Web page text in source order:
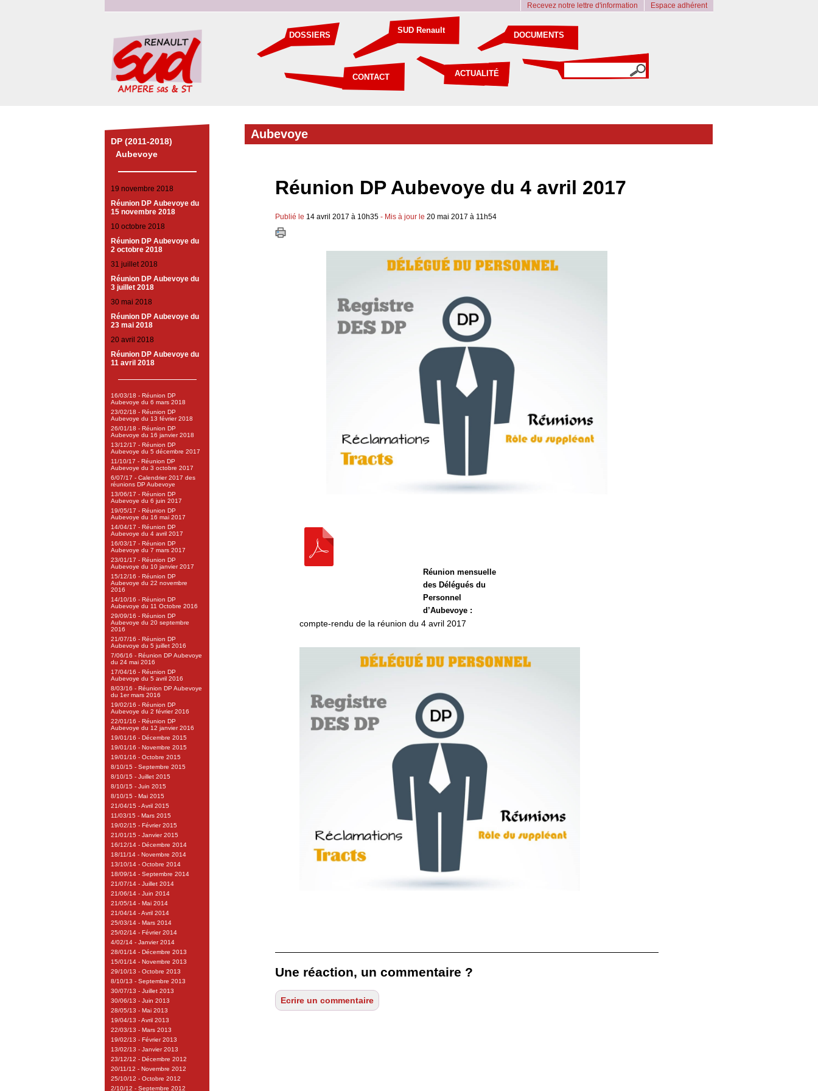
Espace adhérent
Recevez notre lettre d'information
SUD Renault
ACTUALITÉ
DOSSIERS
CONTACT
DOCUMENTS
DP (2011-2018)
Aubevoye
19 novembre 2018
Réunion DP Aubevoye du
15 novembre 2018
10 octobre 2018
Réunion DP Aubevoye du
2 octobre 2018
31 juillet 2018
Réunion DP Aubevoye du
3 juillet 2018
30 mai 2018
Réunion DP Aubevoye du
23 mai 2018
20 avril 2018
Réunion DP Aubevoye du
11 avril 2018
16/03/18 - Réunion DP
Aubevoye du 6 mars 2018
23/02/18 - Réunion DP
Aubevoye du 13 février 2018
26/01/18 - Réunion DP
Aubevoye du 16 janvier 2018
13/12/17 - Réunion DP
Aubevoye du 5 décembre 2017
11/10/17 - Réunion DP
Aubevoye du 3 octobre 2017
6/07/17 - Calendrier 2017 des
réunions DP Aubevoye
13/06/17 - Réunion DP
Aubevoye du 6 juin 2017
19/05/17 - Réunion DP
Aubevoye du 16 mai 2017
14/04/17 - Réunion DP
Aubevoye du 4 avril 2017
16/03/17 - Réunion DP
Aubevoye du 7 mars 2017
23/01/17 - Réunion DP
Aubevoye du 10 janvier 2017
15/12/16 - Réunion DP
Aubevoye du 22 novembre
2016
14/10/16 - Réunion DP
Aubevoye du 11 Octobre 2016
29/09/16 - Réunion DP
Aubevoye du 20 septembre
2016
21/07/16 - Réunion DP
Aubevoye du 5 juillet 2016
7/06/16 - Réunion DP Aubevoye
du 24 mai 2016
17/04/16 - Réunion DP
Aubevoye du 5 avril 2016
8/03/16 - Réunion DP Aubevoye
du 1er mars 2016
19/02/16 - Réunion DP
Aubevoye du 2 février 2016
22/01/16 - Réunion DP
Aubevoye du 12 janvier 2016
19/01/16 - Décembre 2015
19/01/16 - Novembre 2015
19/01/16 - Octobre 2015
8/10/15 - Septembre 2015
8/10/15 - Juillet 2015
8/10/15 - Juin 2015
8/10/15 - Mai 2015
21/04/15 - Avril 2015
11/03/15 - Mars 2015
19/02/15 - Février 2015
21/01/15 - Janvier 2015
16/12/14 - Décembre 2014
18/11/14 - Novembre 2014
13/10/14 - Octobre 2014
18/09/14 - Septembre 2014
21/07/14 - Juillet 2014
21/06/14 - Juin 2014
21/05/14 - Mai 2014
21/04/14 - Avril 2014
25/03/14 - Mars 2014
25/02/14 - Février 2014
4/02/14 - Janvier 2014
28/01/14 - Décembre 2013
15/01/14 - Novembre 2013
29/10/13 - Octobre 2013
8/10/13 - Septembre 2013
30/07/13 - Juillet 2013
30/06/13 - Juin 2013
28/05/13 - Mai 2013
19/04/13 - Avril 2013
22/03/13 - Mars 2013
19/02/13 - Février 2013
13/02/13 - Janvier 2013
23/12/12 - Décembre 2012
20/11/12 - Novembre 2012
25/10/12 - Octobre 2012
2/10/12 - Septembre 2012
Aubevoye
Réunion DP Aubevoye du 4 avril 2017
Publié le 14 avril 2017 à 10h35 - Mis à jour le 20 mai 2017 à 11h54
Réunion mensuelle
des Délégués du
Personnel
d’Aubevoye :
compte-rendu de la réunion du 4 avril 2017
Une réaction, un commentaire ?